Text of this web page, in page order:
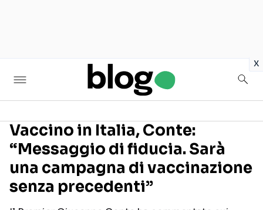
x
Seguici sui social
Vaccino in Italia, Conte:
“Messaggio di fiducia. Sarà
una campagna di vaccinazione
senza precedenti”